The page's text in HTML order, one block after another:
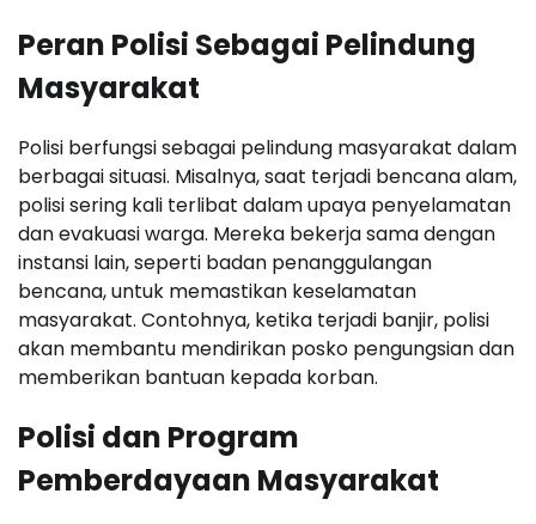
Peran Polisi Sebagai Pelindung
Masyarakat
Polisi berfungsi sebagai pelindung masyarakat dalam
berbagai situasi. Misalnya, saat terjadi bencana alam,
polisi sering kali terlibat dalam upaya penyelamatan
dan evakuasi warga. Mereka bekerja sama dengan
instansi lain, seperti badan penanggulangan
bencana, untuk memastikan keselamatan
masyarakat. Contohnya, ketika terjadi banjir, polisi
akan membantu mendirikan posko pengungsian dan
memberikan bantuan kepada korban.
Polisi dan Program
Pemberdayaan Masyarakat